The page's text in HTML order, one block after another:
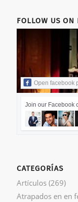
FOLLOW US ON
Open facebook
Join our Facebook
CATEGORÍAS
Artículos(269)
Atrapados en en